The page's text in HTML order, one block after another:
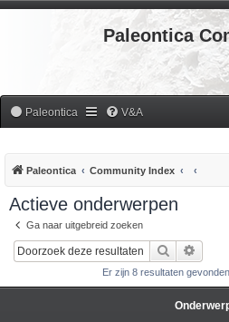
Paleontica
Paleontica V&A
Paleontica Community Index
Actieve onderwerpen
Ga naar uitgebreid zoeken
Zoek
Er zijn 8 resultaten